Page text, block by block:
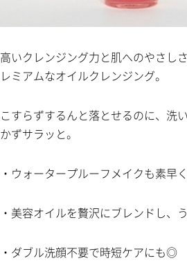
高いクレンジング力と肌へのやさし
レミアムなオイルクレンジング。
こすらずするんと落とせるのに、洗
かずサラッと。
・ウォータープルーフメイクも素早
・美容オイルを贅沢にブレンドし、
・ダブル洗顔不要で時短ケアにも◎